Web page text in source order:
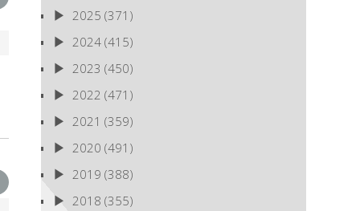
2025 (371)
2024(415)
2023 (450)
2022 (471)
2021 (359)
2020 (491)
2019 (388)
2018 (355)